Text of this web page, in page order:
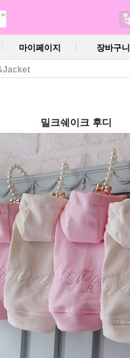
마이페이지 장바구니
밀크쉐이크 후디